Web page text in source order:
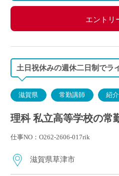
エントリ
土日祝休みの週休二日制でラ
滋賀県 常勤講師 紹介
理科 私立高等学校の常
仕事NO：O262-2606-017rik
滋賀県草津市